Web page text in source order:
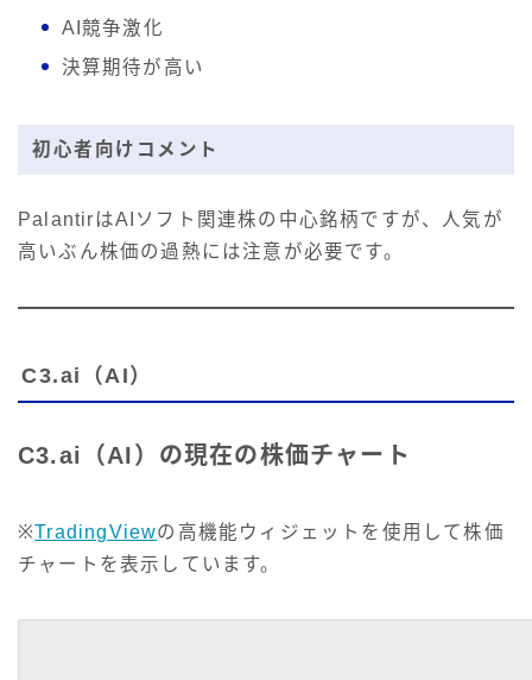
AI競争激化
決算期待が高い
初心者向けコメント
PalantirはAIソフト関連株の中心銘柄ですが、人気が
高いぶん株価の過熱には注意が必要です。
C3.ai（AI）
C3.ai（AI）の現在の株価チャート
※TradingViewの高機能ウィジェットを使用して株価
チャートを表示しています。